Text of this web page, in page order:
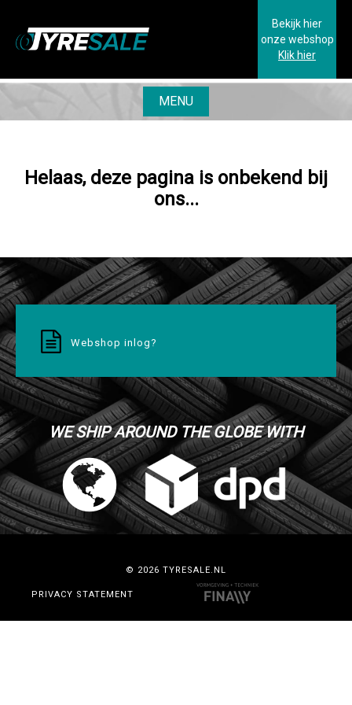
Bekijk hier
onze webshop
Klik hier
MENU
Helaas, deze pagina is onbekend bij
ons...
Webshop inlog?
WE SHIP AROUND THE GLOBE WITH
© 2026 TYRESALE.NL
PRIVACY STATEMENT